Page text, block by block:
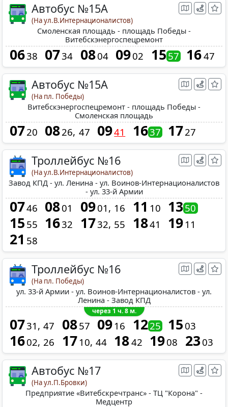
Автобус №15A
(На ул.В.Интернационалистов)
Смоленская площадь - площадь Победы -
Витебскэнергоспецремонт
0638 0734 0804 0902 15 57 1647
Автобус №15A
(На пл. Победы)
Витебскэнергоспецремонт - площадь Победы -
Смоленская площадь
0720 0826 47 0941 1637 1727
Троллейбус №16
(На ул.В.Интернационалистов)
Завод КПД - ул. Ленина - ул. Воинов-Интернационалистов
- ул. 33-й Армии
0746 0801 0901 16 11 10 1350
15 55 1632 1732 55 1841 19 11
21 58
Троллейбус №16
(На пл. Победы)
ул. 33-й Армии - ул. Воинов-Интернационалистов - ул.
Ленина - Завод КПД
через 1 ч. 8 м.
0731 47 0857 09 16 1225 15 03
1602 26 17 10 44 1842 1908 2303
Автобус №17
(На ул.П.Бровки)
Предприятие «Витебскречтранс» - ТЦ "Корона" -
Медцентр